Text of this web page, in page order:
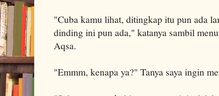
"Cuba kamu lihat, ditingkap itu pun ada
dinding ini pun ada," katanya sambil
Aqsa.
"Emmm, kenapa ya?" Tanya saya ingin